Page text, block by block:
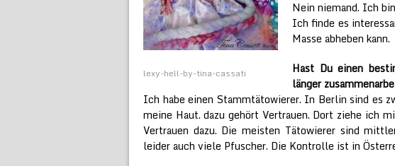
lexy-hell-by-tina-cassati
Nein niemand. Ich
Ich finde es
Masse abheben kann.
Hast Du einen
länger
Ich habe einen Stammtätowierer. In Berlin sind es
meine Haut. dazu gehört Vertrauen. Dort ziehe ich
Vertrauen dazu. Die meisten Tätowierer sind
leider auch viele Pfuscher. Die Kontrolle ist in